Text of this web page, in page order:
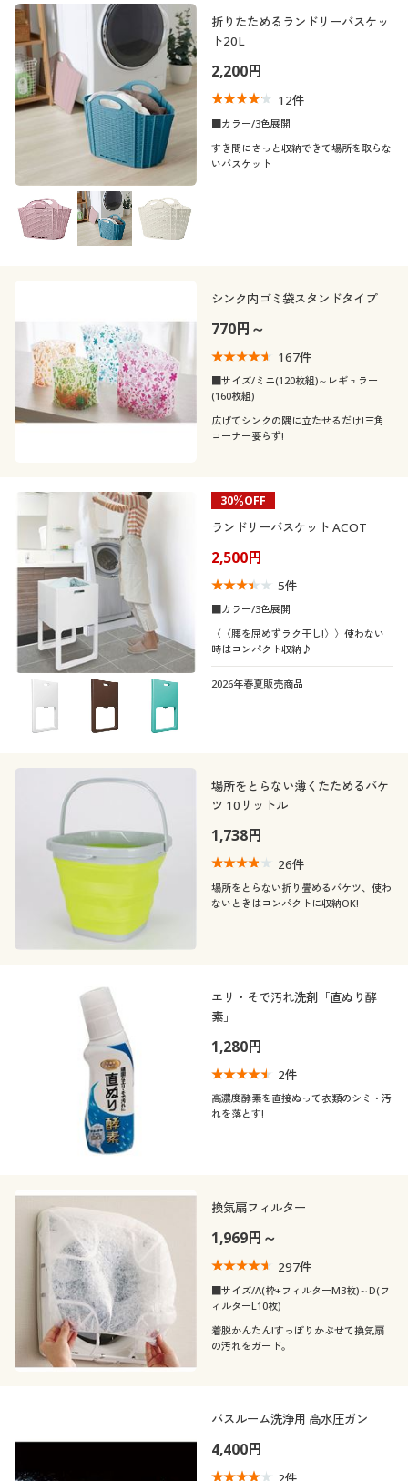
折りたためるランドリーバスケッ
ト20L
2,200円
12件
■カラー/3色展開
すき間にさっと収納できて場所を取らな
いバスケット
シンク内ゴミ袋スタンドタイプ
770円～
167件
■サイズ/ミニ(120枚組)～レギュラー
(160枚組)
広げてシンクの隅に立たせるだけ!三角
コーナー要らず!
30％OFF
ランドリーバスケット ACOT
2,500円
5件
■カラー/3色展開
〈〈腰を屈めずラク干し!〉〉使わない
時はコンパクト収納♪
2026年春夏販売商品
場所をとらない薄くたためるバケ
ツ 10リットル
1,738円
26件
場所をとらない折り畳めるバケツ、使わ
ないときはコンパクトに収納OK!
エリ・そで汚れ洗剤「直ぬり酵
素」
1,280円
2件
高濃度酵素を直接ぬって衣類のシミ・汚
れを落とす!
換気扇フィルター
1,969円～
297件
■サイズ/A(枠+フィルターM3枚)～D(フ
ィルターL10枚)
着脱かんたん!すっぽりかぶせて換気扇
の汚れをガード。
バスルーム洗浄用 高水圧ガン
4,400円